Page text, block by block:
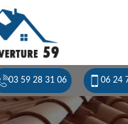
03 59 28 31 06 06 24